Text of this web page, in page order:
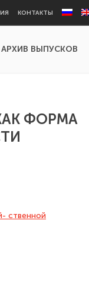
КОНТАКТЫ
АРХИВ ВЫПУСКОВ
ФОРМА
ственной